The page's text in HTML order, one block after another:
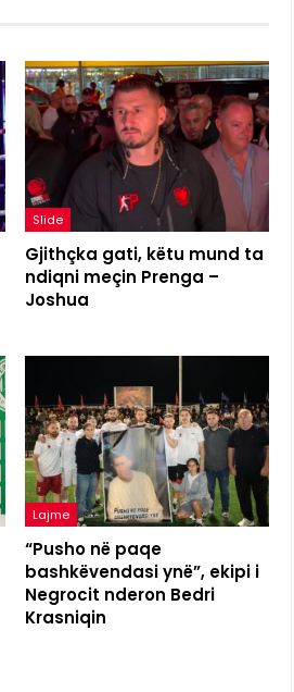
Slide
Gjithçka gati, këtu mund ta
ndiqni meçin Prenga –
Joshua
Lajme
“Pusho në paqe
bashkëvendasi ynë”, ekipi i
Negrocit nderon Bedri
Krasniqin